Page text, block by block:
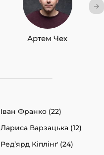
Артем Чех
Іван Франко (22)
Лариса Варзацька (12)
Ред’ярд Кіплінґ (24)